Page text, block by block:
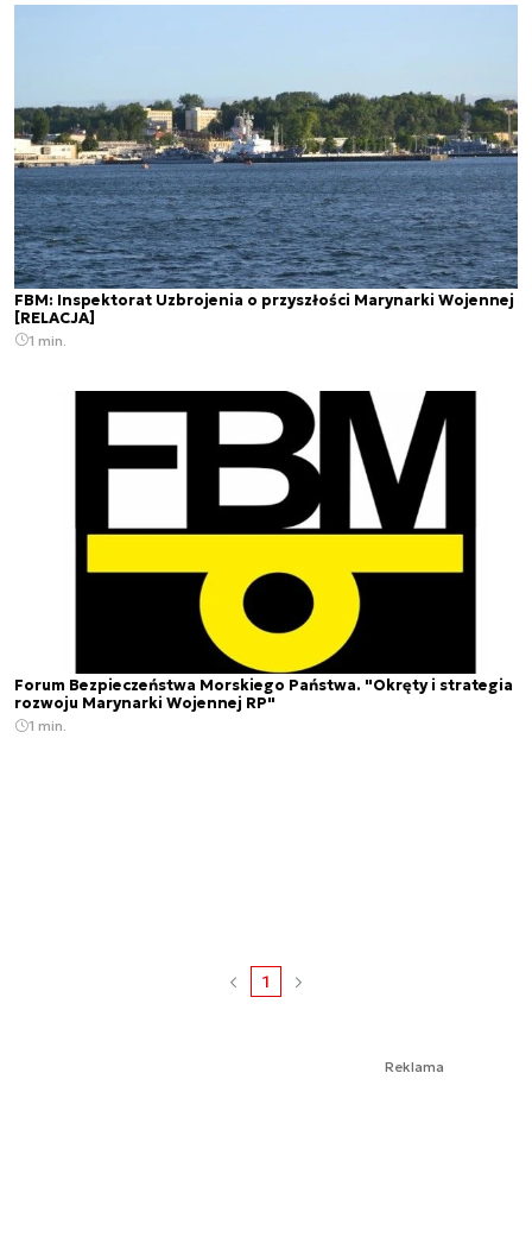
FBM: Inspektorat Uzbrojenia o przyszłości Marynarki Wojennej
[RELACJA]
1 min.
Forum Bezpieczeństwa Morskiego Państwa. "Okręty i strategia
rozwoju Marynarki Wojennej RP"
1 min.
1
Reklama